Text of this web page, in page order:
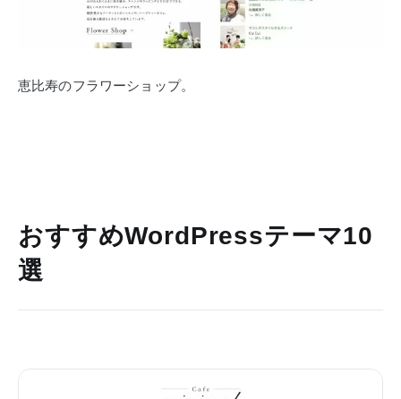
恵比寿のフラワーショップ。
おすすめWordPressテーマ10
選